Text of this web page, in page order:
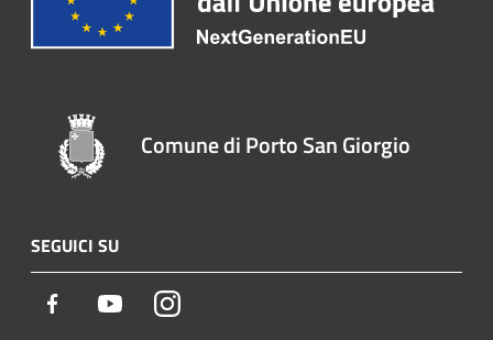
Comune di Porto San Giorgio
SEGUICI SU
Facebook YoutubeInstagram